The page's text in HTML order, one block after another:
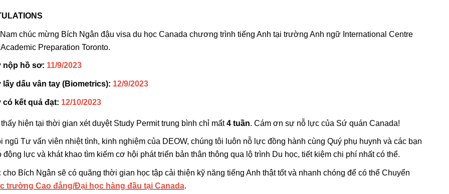
chúc mừng Bích Ngân đậu visa du học Canada chương trình tiếng Anh tại trường Anh ngữ International Centre
Preparation Toronto.
nộp hồ sơ: 11/9/2023
lấy dấu vân tay (Biometrics): 12/9/2023
có kết quả đạt: 12/10/2023
hiện tại thời gian xét duyệt Study Permit trung bình chỉ mất4 tuần. Cám ơn sự nỗ lực của Sứ quán Canada!
ngũ Tư vấn viên nhiệt tình, kinh nghiệm của DEOW, chúng tôi luôn nỗ lực đồng hành cùng Quý phụ huynh và các bạn
động lực và khát khao tìm kiếm cơ hội phát triển bản thân thông qua lộ trình Du học, tiết kiệm chi phí nhất có thể.
cho Bích Ngân sẽ có quãng thời gian học tập cải thiện kỹ năng tiếng Anh thật tốt và nhanh chóng để có thể Chuyển
trường Cao đẳng/Đại học hàng đầu tại Canada.